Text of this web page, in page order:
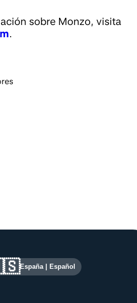
sobre Monzo, visita
.
and links
España| Español